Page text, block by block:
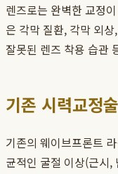
렌즈로는 완벽한 교정
은 각막 질환, 각막 외
잘못된 렌즈 착용 습관
기존 시력교정
기존의 웨이브프론트
균적인 굴절 이상(근시